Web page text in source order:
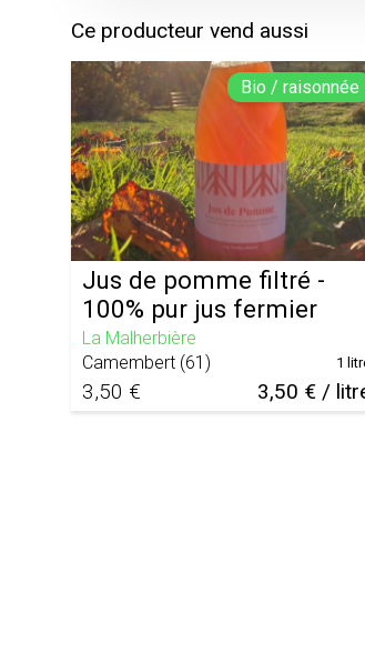
Ce producteur vend aussi
Bio / raisonnée
Jus de pomme filtré -
100% pur jus fermier
La Malherbière
Camembert (61 )
3,50 € 3,50 € /
1